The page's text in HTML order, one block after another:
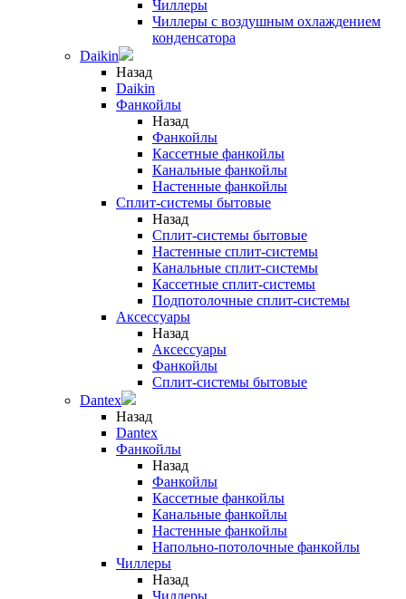
Чиллеры
Чиллеры с воздушным охлаждением
конденсатора
Daikin
Назад
Daikin
Фанкойлы
Назад
Фанкойлы
Кассетные фанкойлы
Канальные фанкойлы
Настенные фанкойлы
Сплит-системы бытовые
Назад
Сплит-системы бытовые
Настенные сплит-системы
Канальные сплит-системы
Кассетные сплит-системы
Подпотолочные сплит-системы
Аксессуары
Назад
Аксессуары
Фанкойлы
Сплит-системы бытовые
Dantex
Назад
Dantex
Фанкойлы
Назад
Фанкойлы
Кассетные фанкойлы
Канальные фанкойлы
Настенные фанкойлы
Напольно-потолочные фанкойлы
Чиллеры
Назад
Чиллеры